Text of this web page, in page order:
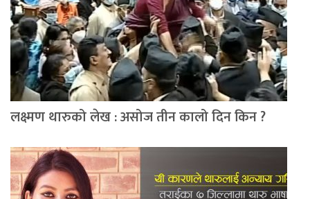
लक्ष्मण थारुको लेख : असोज तीन कालो दिन किन ?